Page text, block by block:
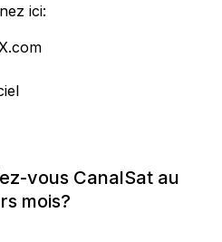
ici:
vous CanalSat au
mois?